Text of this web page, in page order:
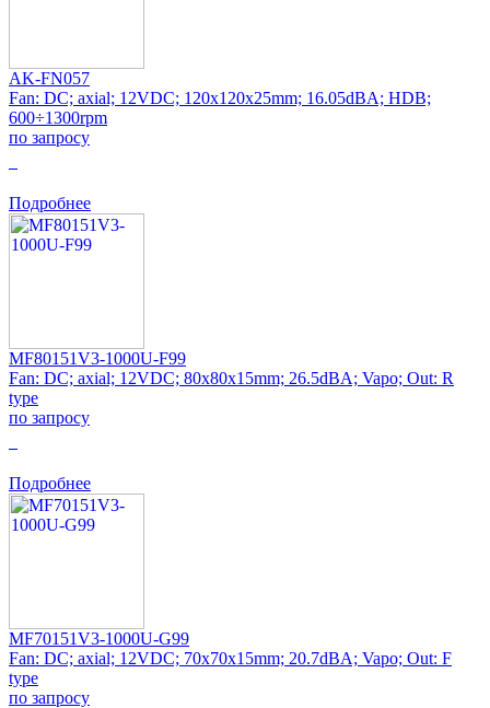
AK-FN057
Fan: DC; axial; 12VDC; 120x120x25mm; 16.05dBA; HDB;
600÷1300rpm
по запросу
Подробнее
MF80151V3-1000U-F99
Fan: DC; axial; 12VDC; 80x80x15mm; 26.5dBA; Vapo; Out: R
type
по запросу
Подробнее
MF70151V3-1000U-G99
Fan: DC; axial; 12VDC; 70x70x15mm; 20.7dBA; Vapo; Out: F
type
по запросу